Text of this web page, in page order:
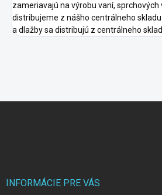
zameriavajú na výrobu vaní, sprchových
distribujeme z nášho centrálneho
a dlažby sa distribujú z centrálneho
INFORMÁCIE PRE VÁS